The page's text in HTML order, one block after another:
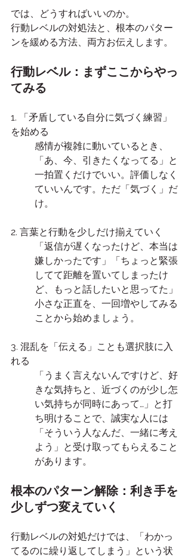
では、どうすればいいのか。
行動レベルの対処法と、根本のパター
ンを緩める方法、両方お伝えします。
行動レベル：まずここからやっ
てみる
1. 「矛盾している自分に気づく練習」
を始める
感情が複雑に動いているとき、
「あ、今、引きたくなってる」と
一拍置くだけでいい。評価しなく
ていいんです。ただ「気づく」だ
け。
2. 言葉と行動を少しだけ揃えていく
「返信が遅くなったけど、本当は
嫌しかったです」「ちょっと緊張
してて距離を置いてしまったけ
ど、もっと話したいと思ってた」
小さな正直を、一回増やしてみる
ことから始めましょう。
3. 混乱を「伝える」ことも選択肢に入
れる
「うまく言えないんですけど、好
きな気持ちと、近づくのが少し怎
い気持ちが同時にあって…」と打
ち明けることで、誠実な人には
「そういう人なんだ、一緒に考え
よう」と受け取ってもらえること
があります。
根本のパターン解除：利き手を
少しずつ変えていく
行動レベルの対処だけでは、「わかっ
てるのに繰り返してしまう」という状